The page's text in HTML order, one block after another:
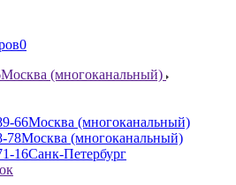
0
Москва (многоканальный)
66Москва (многоканальный)
78Москва (многоканальный)
16Санк-Петербург